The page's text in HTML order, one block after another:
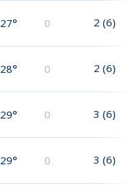
27° 0 2 (6)
28° 0 2 (6)
29° 0 3 (6)
29° 0 3 (6)